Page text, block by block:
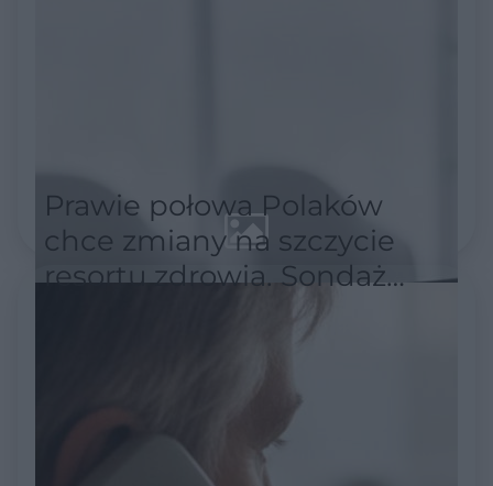
Prawie połowa Polaków
chce zmiany na szczycie
resortu zdrowia. Sondaż